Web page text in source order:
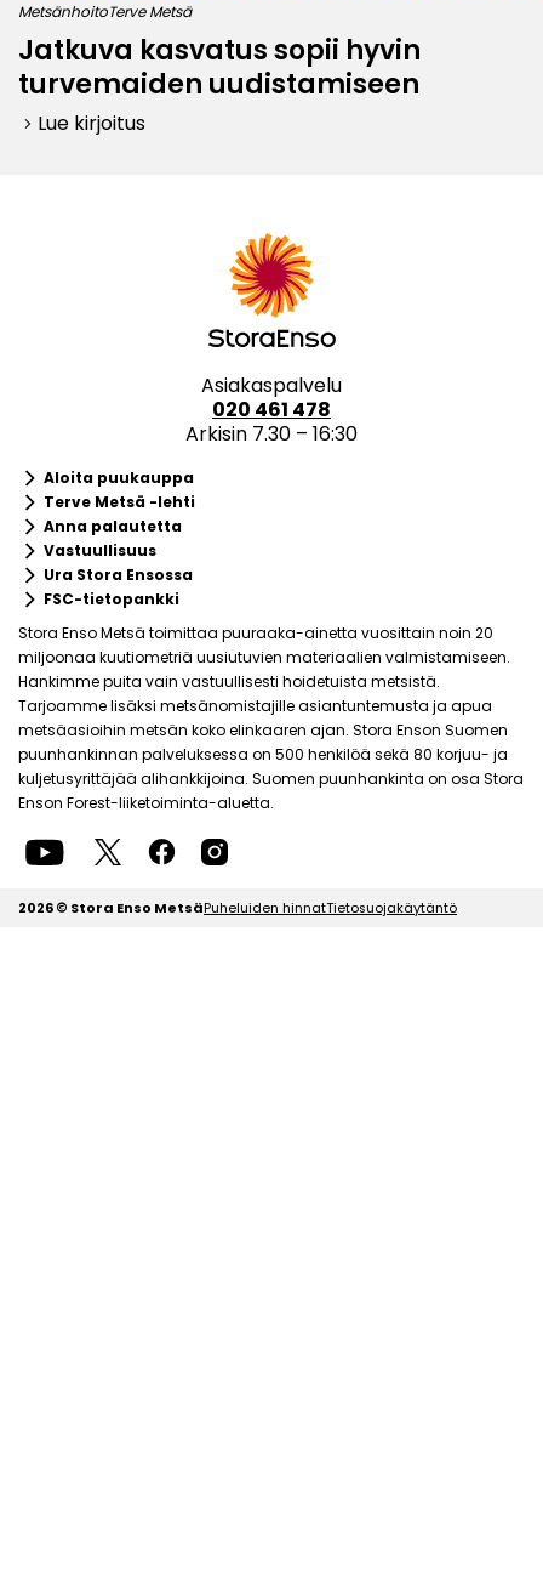
MetsänhoitoTerve Metsä
Jatkuva kasvatus sopii hyvin
turvemaiden uudistamiseen
keyboard_arrow_right Lue kirjoitus
Asiakaspalvelu
020 461 478
Arkisin 7.30 – 16:30
keyboard_arrow_rightAloita puukauppa
keyboard_arrow_rightTerve Metsä -lehti
keyboard_arrow_rightAnna palautetta
keyboard_arrow_rightVastuullisuus
keyboard_arrow_rightUra Stora Ensossa
keyboard_arrow_rightFSC-tietopankki
Stora Enso Metsä toimittaa puuraaka-ainetta vuosittain noin 20
miljoonaa kuutiometriä uusiutuvien materiaalien valmistamiseen.
Hankimme puita vain vastuullisesti hoidetuista metsistä.
Tarjoamme lisäksi metsänomistajille asiantuntemusta ja apua
metsäasioihin metsän koko elinkaaren ajan. Stora Enson Suomen
puunhankinnan palveluksessa on 500 henkilöä sekä 80 korjuu- ja
kuljetusyrittäjää alihankkijoina. Suomen puunhankinta on osa Stora
Enson Forest-liiketoiminta-aluetta.
2026 © Stora Enso MetsäPuheluiden hinnatTietosuojakäytäntö